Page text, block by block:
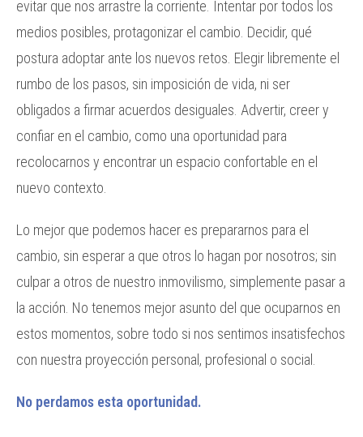
evitar que nos arrastre la corriente. Intentar por todos los
medios posibles, protagonizar el cambio. Decidir, qué
postura adoptar ante los nuevos retos. Elegir libremente el
rumbo de los pasos, sin imposición de vida, ni ser
obligados a firmar acuerdos desiguales. Advertir, creer y
confiar en el cambio, como una oportunidad para
recolocarnos y encontrar un espacio confortable en el
nuevo contexto.
Lo mejor que podemos hacer es prepararnos para el
cambio, sin esperar a que otros lo hagan por nosotros; sin
culpar a otros de nuestro inmovilismo, simplemente pasar a
la acción. No tenemos mejor asunto del que ocuparnos en
estos momentos, sobre todo si nos sentimos insatisfechos
con nuestra proyección personal, profesional o social.
No perdamos esta oportunidad.